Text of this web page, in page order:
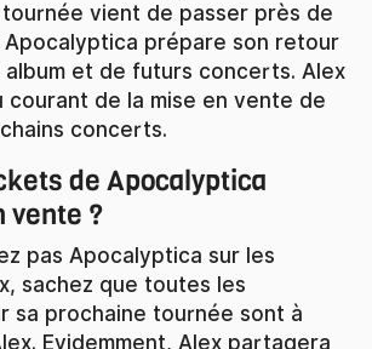
vient de passer près de
Apocalyptica prépare son retour
album et de futurs concerts. Alex
courant de la mise en vente de
concerts.
vente ?
pas Apocalyptica sur les
sachez que toutes les
sa prochaine tournée sont à
Evidemment, Alex partagera